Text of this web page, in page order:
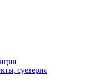
суеверия